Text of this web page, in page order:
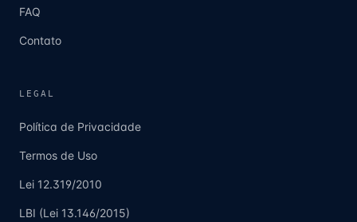
FAQ
Contato
LEGAL
Política de Privacidade
Termos de Uso
Lei 12.319/2010
LBI (Lei 13.146/2015)